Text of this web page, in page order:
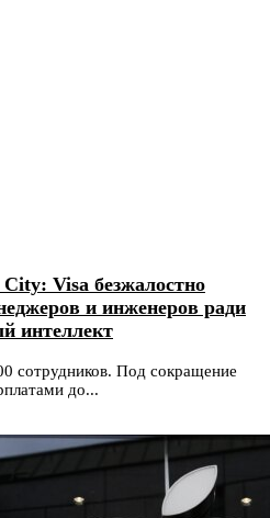
Visa безжалостно
и инженеров ради
интеллект
сотрудников. Под сокращение
до...